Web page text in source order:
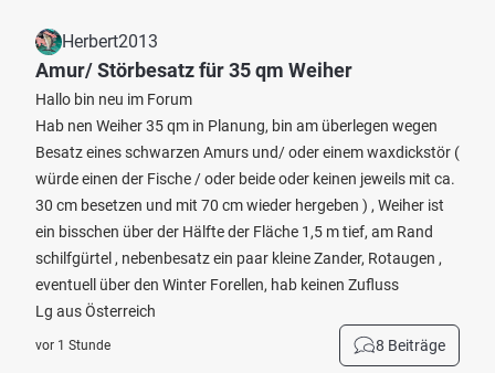
Herbert2013
Amur/ Störbesatz für 35 qm Weiher
Hallo bin neu im Forum
Hab nen Weiher 35 qm in Planung, bin am überlegen wegen
Besatz eines schwarzen Amurs und/ oder einem waxdickstör (
würde einen der Fische / oder beide oder keinen jeweils mit ca.
30 cm besetzen und mit 70 cm wieder hergeben ) , Weiher ist
ein bisschen über der Hälfte der Fläche 1,5 m tief, am Rand
schilfgürtel , nebenbesatz ein paar kleine Zander, Rotaugen ,
eventuell über den Winter Forellen, hab keinen Zufluss
Lg aus Österreich
vor 1 Stunde 8 Beiträge